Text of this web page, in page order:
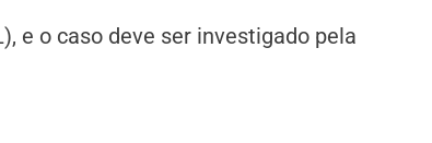
e o caso deve ser investigado pela